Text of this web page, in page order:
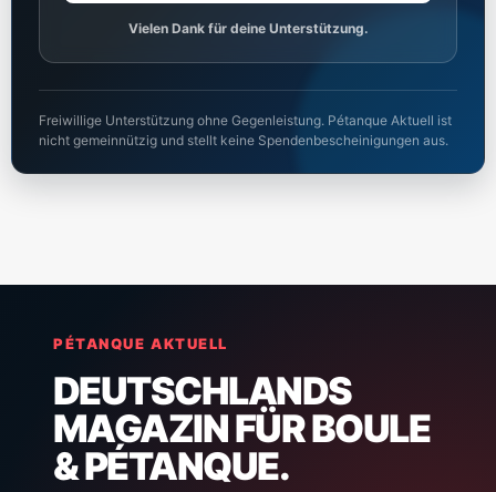
Vielen Dank für deine Unterstützung.
Freiwillige Unterstützung ohne Gegenleistung. Pétanque Aktuell ist
nicht gemeinnützig und stellt keine Spendenbescheinigungen aus.
PÉTANQUE AKTUELL
DEUTSCHLANDS
MAGAZIN FÜR BOULE
& PÉTANQUE.